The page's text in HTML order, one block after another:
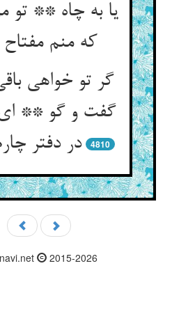
یا به چاه ** تو
که منم مفتاح
گر تو خواهی
گفت و گو **
در دفتر
4810
2015-2026